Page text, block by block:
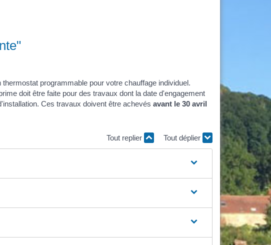
programmable pour votre chauffage individuel.
doit être faite pour des travaux dont la date d'engagement
Ces travaux doivent être achevés avant le 30 avril
Tout replier Tout déplier